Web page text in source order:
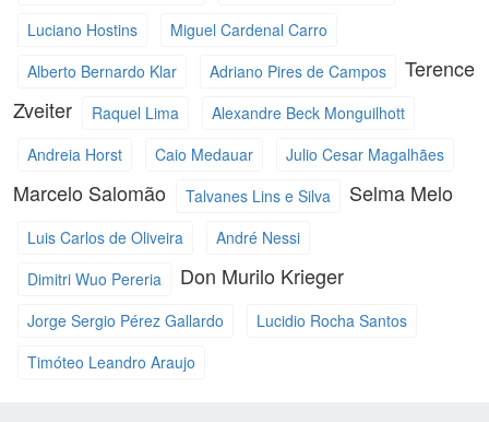
Luciano Hostins
Miguel Cardenal Carro
Alberto Bernardo Klar
Adriano Pires de Campos
Terence
Zveiter
Raquel Lima
Alexandre Beck Monguilhott
Andreia Horst
Caio Medauar Julio Cesar Magalhães
Marcelo Salomão Talvanes Lins e Silva Selma Melo
Luis Carlos de Oliveira
André Nessi
Dimitri Wuo Pereria
Don Murilo Krieger
Jorge Sergio Pérez Gallardo
Lucidio Rocha Santos
Timóteo Leandro Araujo